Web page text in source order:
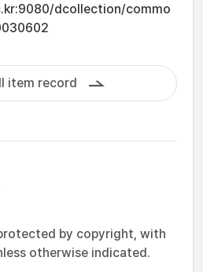
dcollection/commo
item record
by copyright, with
otherwise indicated.